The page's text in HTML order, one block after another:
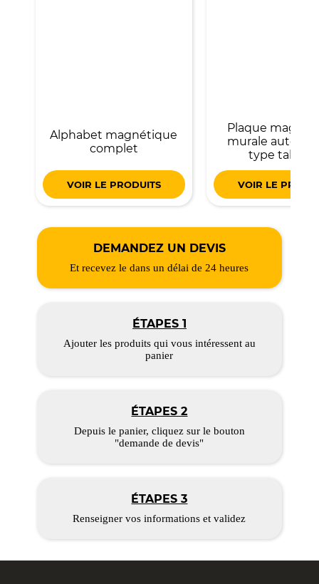
Alphabet magnétique
complet
VOIR LE PRODUITS
Plaque
murale
type
VOIR LE
DEMANDEZ UN DEVIS
Et recevez le dans un délai de 24 heures
ÉTAPES 1
Ajouter les produits qui vous intéressent au
panier
ÉTAPES 2
Depuis le panier, cliquez sur le bouton
"demande de devis"
ÉTAPES 3
Renseigner vos informations et validez